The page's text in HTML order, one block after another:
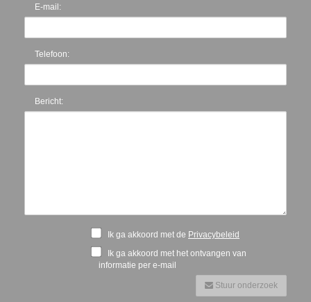
E-mail:
Telefoon:
Bericht:
Ik ga akkoord met de Privacybeleid
Ik ga akkoord met het ontvangen van
informatie per e-mail
Stuur onderzoek